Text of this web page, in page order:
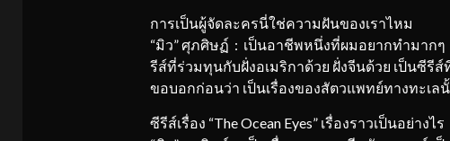
การเป็นผู้จัดละครนี่ใช่ความฝันของเราไหม
“มิว” ศุภศิษฏ์ : เป็นอาชีพหนึ่งที่ผมอยากทำมากๆ
รีส์ที่ร่วมทุนกับฝั่งอเมริกาด้วย ฝั่งจีนด้วย เป็นซีรี
ขอบอกก่อนว่า เป็นเรื่องของสัตวแพทย์ทางทะเลนั้
ซีรีส์เรื่อง “The Ocean Eyes” เรื่องราวเป็นอย่างไร